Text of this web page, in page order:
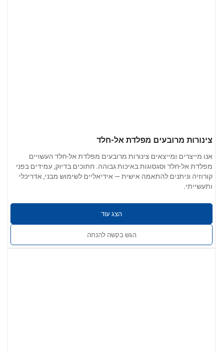
צינורות מרובעים מפלדת אל-חלד
אנו מייצרים ומייצאים צינורות מרובעים מפלדת אל-חלד העשויים
מפלדת אל-חלד וסגסוגות באיכות גבוהה. חתוכים בדיוק, עמידים בפני
קורוזיה וניתנים להתאמה אישית — אידיאליים לשימוש מבני, אדריכלי
ותעשייתי.
הצג עוד
הגש בקשה להנחה